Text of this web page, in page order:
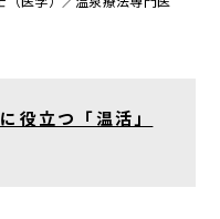
役立つ「温活」